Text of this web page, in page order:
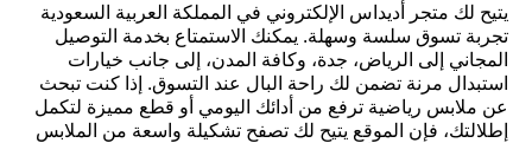
يتيح لك متجر أديداس الإلكتروني في المملكة العربية السعودية
تجربة تسوق سلسة وسهلة. يمكنك الاستمتاع بخدمة التوصيل
المجاني إلى الرياض، جدة، وكافة المدن، إلى جانب خيارات
استبدال مرنة تضمن لك راحة البال عند التسوق. إذا كنت تبحث
عن ملابس رياضية ترفع من أدائك اليومي أو قطع مميزة لتكمل
إطلالتك، فإن الموقع يتيح لك تصفح تشكيلة واسعة من الملابس